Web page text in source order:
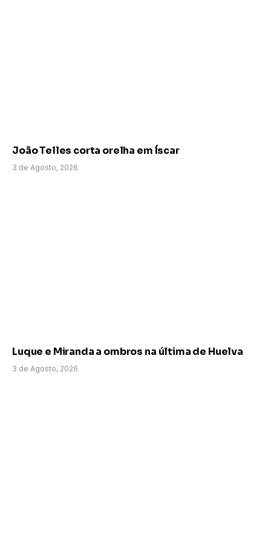
João Telles corta orelha em Íscar
3 de Agosto, 2026
Luque e Miranda a ombros na última de Huelva
3 de Agosto, 2026